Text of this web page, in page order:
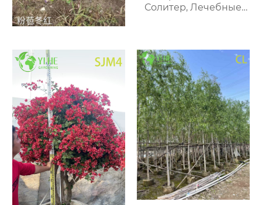
Солитер, Лечебные